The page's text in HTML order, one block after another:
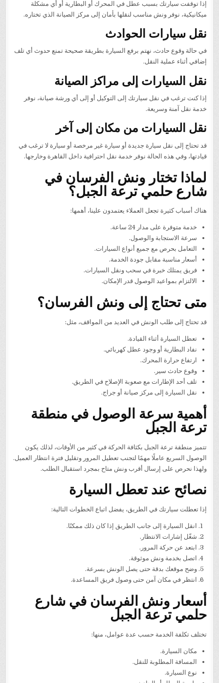
إذا توقفت سيارتك بسبب عطل في المحرك أو البطارية أو أي مشكلة
ميكانيكية، نوفر ونش مناسب لنقلها بأمان إلى مركز الصيانة الذي تختاره.
نقل سيارات الحوادث
في حالة وقوع حادث، نهتم برفع السيارة بطريقة صحيحة تمنع حدوث أي تلف
إضافي أثناء عملية النقل.
نقل السيارات إلى مراكز الصيانة
إذا كنت ترغب في نقل سيارتك إلى التوكيل أو إلى أي ورشة صيانة، نوفر
خدمة نقل آمنة وسريعة.
نقل السيارات من مكان إلى آخر
قد تحتاج إلى نقل سيارة جديدة أو سيارة غير مرخصة أو سيارة لا ترغب في
قيادتها، وفي هذه الحالة نوفر خدمة نقل احترافية داخل القاهرة وخارجها.
لماذا تختار ونش الفرسان في
شارع حلمي ترعة الجبل؟
هناك أسباب كثيرة تجعل العملاء يعتمدون علينا، أهمها:
خدمة متوفرة على مدار 24 ساعة.
سرعة الاستجابة والوصول.
التعامل بحرص مع جميع أنواع السيارات.
أسعار مناسبة مقابل جودة الخدمة.
فريق يمتلك خبرة في سحب ونقل السيارات.
الالتزام بمواعيد الوصول قدر الإمكان.
متى تحتاج إلى ونش الفرسان؟
قد تحتاج إلى طلب الونش في العديد من المواقف، مثل:
تعطل السيارة أثناء القيادة.
نفاد البطارية أو وجود عطل كهربائي.
ارتفاع حرارة المحرك.
وقوع حادث سير.
تلف أحد الإطارات مع صعوبة الإصلاح في الطريق.
نقل السيارة إلى مركز صيانة أو جراج.
أهمية سرعة الوصول في منطقة
ترعة الجبل
تتميز منطقة ترعة الجبل بكثافة الحركة في كثير من الأوقات، لذلك يكون
الوصول السريع عاملًا مهمًا لتجنب تعطيل المرور وتقليل فترة انتظار العميل.
ولهذا نحرص على إرسال أقرب ونش متاح بمجرد استقبال الطلب.
نصائح عند تعطل السيارة
إذا تعطلت سيارتك في الطريق، يفضل اتباع الخطوات التالية:
انقل السيارة إلى جانب الطريق إذا كان ذلك ممكنًا.
شغّل إشارات الانتظار.
ابتعد عن حركة المرور.
اتصل بخدمة ونش موثوقة.
وضح موقعك بدقة حتى يصل الونش بسرعة.
انتظر في مكان آمن حتى وصول فريق المساعدة.
أسعار ونش الفرسان في شارع
حلمي ترعة الجبل
تختلف تكلفة الخدمة حسب عدة عوامل، منها:
مكان السيارة.
المسافة المطلوبة للنقل.
نوع السيارة.